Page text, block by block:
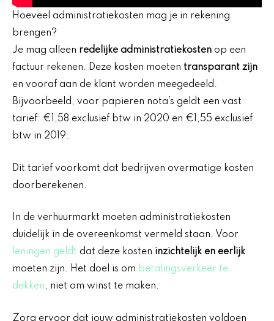
Hoeveel administratiekosten mag je in rekening
brengen?
Je mag alleen redelijke administratiekosten op een
factuur rekenen. Deze kosten moeten transparant zijn
en vooraf aan de klant worden meegedeeld.
Bijvoorbeeld, voor papieren nota’s geldt een vast
tarief: €1,58 exclusief btw in 2020 en €1,55 exclusief
btw in 2019.
Dit tarief voorkomt dat bedrijven overmatige kosten
doorberekenen.
In de verhuurmarkt moeten administratiekosten
duidelijk in de overeenkomst vermeld staan. Voor
leningen geldt dat deze kosten inzichtelijk en eerlijk
moeten zijn. Het doel is om betalingsverkeer te
dekken, niet om winst te maken.
Zorg ervoor dat jouw administratiekosten voldoen